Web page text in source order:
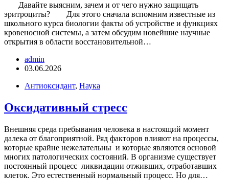
Давайте выясним, зачем и от чего нужно защищать
эритроциты? Для этого сначала вспомним известные из
школьного курса биологии факты об устройстве и функциях
кровеносной системы, а затем обсудим новейшие научные
открытия в области восстановительной…
admin
03.06.2026
Антиоксидант, Наука
Оксидативный стресс
Внешняя среда пребывания человека в настоящий момент
далека от благоприятной. Ряд факторов влияют на процессы,
которые крайне нежелательны и которые являются основой
многих патологических состояний. В организме существует
постоянный процесс ликвидации отживших, отработавших
клеток. Это естественный нормальный процесс. Но для…